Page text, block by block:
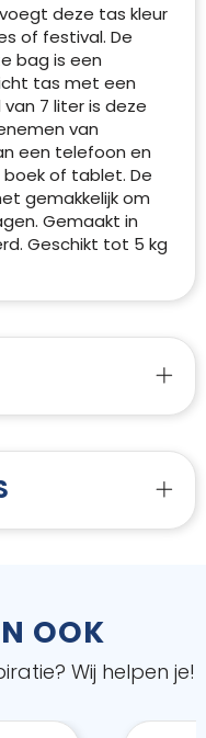
deze tas kleur
of festival. De
bag is een
tas met een
7 liter is deze
van
een telefoon en
of tablet. De
gemakkelijk om
Gemaakt in
Geschikt tot 5 kg
OOK
Wij helpen je!